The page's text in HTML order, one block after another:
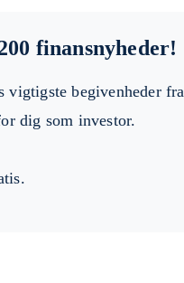
finansnyheder!
vigtigste begivenheder
dig som investor.